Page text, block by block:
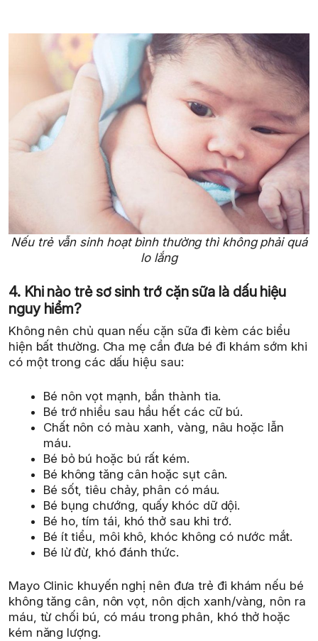
Nếu trẻ vẫn sinh hoạt bình thường thì không phải quá
lo lắng
4. Khi nào trẻ sơ sinh trớ cặn sữa là dấu hiệu
nguy hiểm?
Không nên chủ quan nếu cặn sữa đi kèm các biểu
hiện bất thường. Cha mẹ cần đưa bé đi khám sớm khi
có một trong các dấu hiệu sau:
Bé nôn vọt mạnh, bắn thành tia.
Bé trớ nhiều sau hầu hết các cữ bú.
Chất nôn có màu xanh, vàng, nâu hoặc lẫn
máu.
Bé bỏ bú hoặc bú rất kém.
Bé không tăng cân hoặc sụt cân.
Bé sốt, tiêu chảy, phân có máu.
Bé bụng chướng, quấy khóc dữ dội.
Bé ho, tím tái, khó thở sau khi trớ.
Bé ít tiểu, môi khô, khóc không có nước mắt.
Bé lừ đừ, khó đánh thức.
Mayo Clinic khuyến nghị nên đưa trẻ đi khám nếu bé
không tăng cân, nôn vọt, nôn dịch xanh/vàng, nôn ra
máu, từ chối bú, có máu trong phân, khó thở hoặc
kém năng lượng.